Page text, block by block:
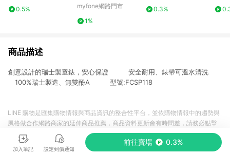
0.5%
3午夜黑
myfone網路門市
1%
0.3%
商品描述
創意設計的瑞士製童錶，安心保證 安全耐用、錶帶可溫水清洗
100%瑞士製造、無雙酚A 型號:FCSP118
加入筆記 設定到價通知
前往賣場 0.3%
LINE 購物是匯集購物情報與商品資訊的整合性平台，並依購物情報中的趨勢與
風格做合作網路商家的延伸商品推薦，商品資料更新會有時間差，請務必點擊
商品至各合作網路商家，確認現售價與購物條件，一切資訊以合作廠商網頁為
準。